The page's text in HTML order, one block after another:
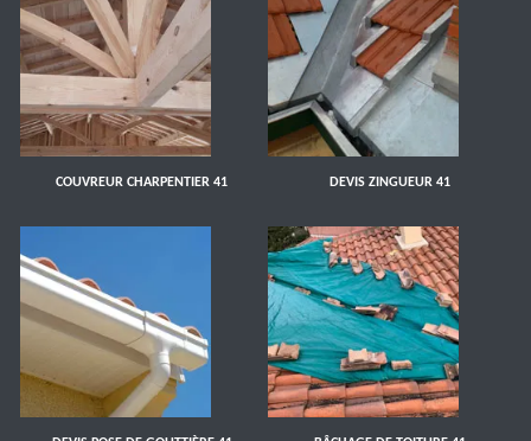
COUVREUR CHARPENTIER 41 DEVIS ZINGUEUR 41